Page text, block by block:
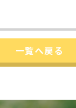
一覧へ戻る